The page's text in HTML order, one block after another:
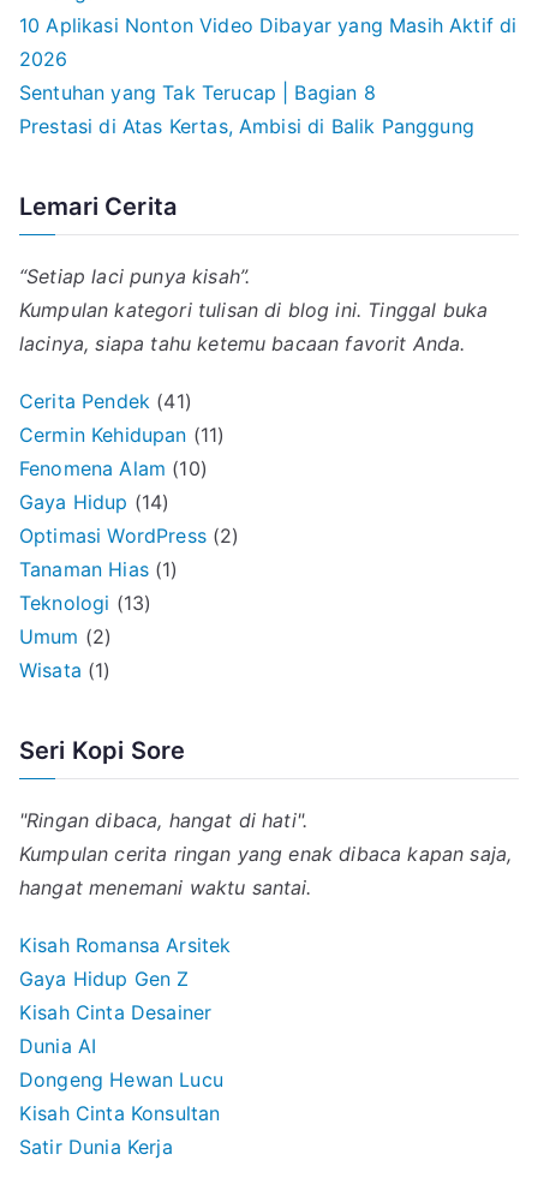
10 Aplikasi Nonton Video Dibayar yang Masih Aktif di
2026
Sentuhan yang Tak Terucap | Bagian 8
Prestasi di Atas Kertas, Ambisi di Balik Panggung
Lemari Cerita
“Setiap laci punya kisah”.
Kumpulan kategori tulisan di blog ini. Tinggal buka
lacinya, siapa tahu ketemu bacaan favorit Anda.
Cerita Pendek (41)
Cermin Kehidupan (11)
Fenomena Alam (10)
Gaya Hidup (14)
Optimasi WordPress(2)
Tanaman Hias(1)
Teknologi (13)
Umum (2)
Wisata (1)
Seri Kopi Sore
"Ringan dibaca, hangat di hati".
Kumpulan cerita ringan yang enak dibaca kapan saja,
hangat menemani waktu santai.
Kisah Romansa Arsitek
Gaya Hidup Gen Z
Kisah Cinta Desainer
Dunia AI
Dongeng Hewan Lucu
Kisah Cinta Konsultan
Satir Dunia Kerja